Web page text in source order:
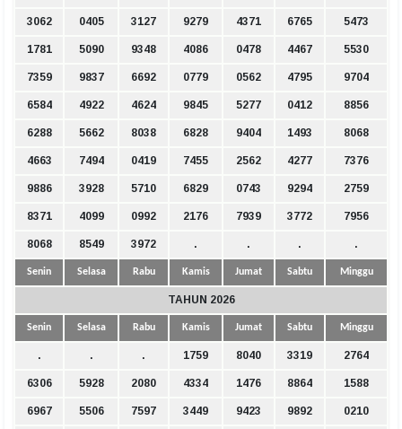
3062 0405 3127 9279 4371 6765 5473
1781 5090 9348 4086 0478 4467 5530
7359 9837 6692 0779 0562 4795 9704
6584 4922 4624 9845 5277 0412 8856
6288 5662 8038 6828 9404 1493 8068
4663 7494 0419 7455 2562 4277 7376
9886 3928 5710 6829 0743 9294 2759
8371 4099 0992 2176 7939 3772 7956
8068 8549 3972 . . . .
Senin Selasa Rabu Kamis Jumat Sabtu Minggu
TAHUN 2026
Senin Selasa Rabu Kamis Jumat Sabtu Minggu
. . . 1759 8040 3319 2764
6306 5928 2080 4334 1476 8864 1588
6967 5506 7597 3449 9423 9892 0210